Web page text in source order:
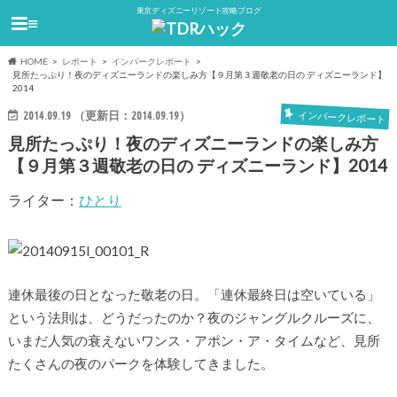
東京ディズニーリゾート攻略ブログ
≡
HOME レポート
インパークレポート
見所たっぷり！夜のディズニーランドの楽しみ方【９月第３週敬老の日の ディズニーランド】
2014
2014.09.19 （更新日： 2014.09.19） インパークレポート
見所たっぷり！夜のディズニーランドの楽しみ方
【９月第３週敬老の日の ディズニーランド】2014
ライター： ひとり
連休最後の日となった敬老の日。「連休最終日は空いている」
という法則は、どうだったのか？夜のジャングルクルーズに、
いまだ人気の衰えないワンス・アポン・ア・タイムなど、見所
たくさんの夜のパークを体験してきました。